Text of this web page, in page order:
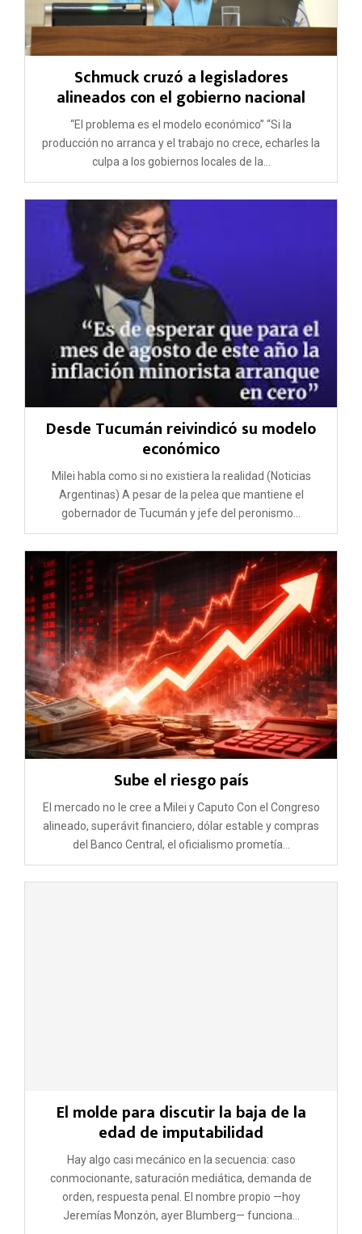
Schmuck cruzó a legisladores
alineados con el gobierno nacional
“El problema es el modelo económico” “Si la
producción no arranca y el trabajo no crece, echarles la
culpa a los gobiernos locales de la...
Desde Tucumán reivindicó su modelo
económico
Milei habla como si no existiera la realidad (Noticias
Argentinas) A pesar de la pelea que mantiene el
gobernador de Tucumán y jefe del peronismo...
Sube el riesgo país
El mercado no le cree a Milei y Caputo Con el Congreso
alineado, superávit financiero, dólar estable y compras
del Banco Central, el oficialismo prometía...
El molde para discutir la baja de la
edad de imputabilidad
Hay algo casi mecánico en la secuencia: caso
conmocionante, saturación mediática, demanda de
orden, respuesta penal. El nombre propio —hoy
Jeremías Monzón, ayer Blumberg— funciona...